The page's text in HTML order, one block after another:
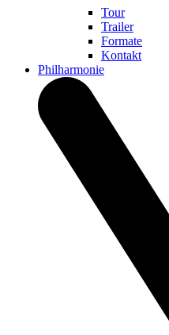
Tour
Trailer
Formate
Kontakt
Philharmonie